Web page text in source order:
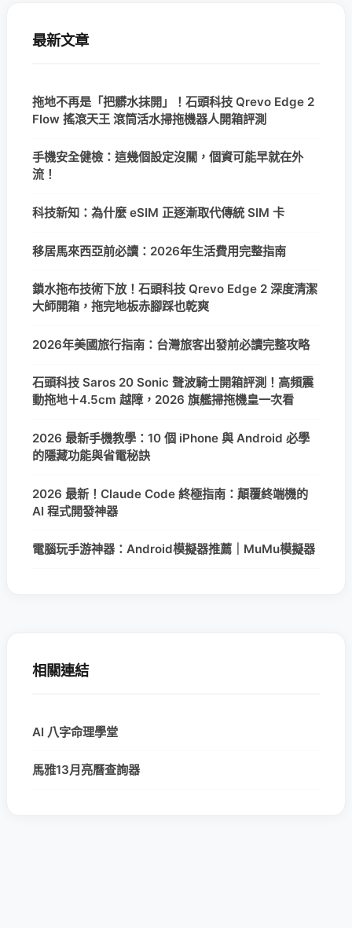
最新文章
拖地不再是「把髒水抹開」！石頭科技 Qrevo Edge 2
Flow 搖滾天王 滾筒活水掃拖機器人開箱評測
手機安全健檢：這幾個設定沒關，個資可能早就在外
流！
科技新知：為什麼 eSIM 正逐漸取代傳統 SIM 卡
移居馬來西亞前必讀：2026年生活費用完整指南
鎖水拖布技術下放！石頭科技 Qrevo Edge 2 深度清潔
大師開箱，拖完地板赤腳踩也乾爽
2026年美國旅行指南：台灣旅客出發前必讀完整攻略
石頭科技 Saros 20 Sonic 聲波騎士開箱評測！高頻震
動拖地＋4.5cm 越障，2026 旗艦掃拖機皇一次看
2026 最新手機教學：10 個 iPhone 與 Android 必學
的隱藏功能與省電秘訣
2026 最新！Claude Code 終極指南：顛覆終端機的
AI 程式開發神器
電腦玩手游神器：Android模擬器推薦｜MuMu模擬器
相關連結
AI 八字命理學堂
馬雅13月亮曆查詢器